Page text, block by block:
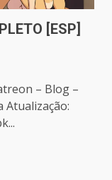
[ESP]
– Blog –
Atualização: